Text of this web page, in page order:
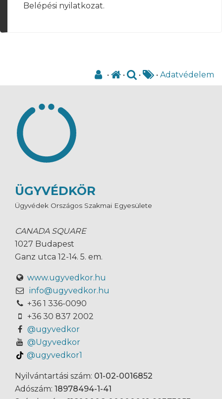
Belépési nyilatkozat.
• • • • Adatvédelem
ÜGYVÉDKÖR
Ügyvédek Országos Szakmai Egyesülete
CANADA SQUARE
1027 Budapest
Ganz utca 12-14. 5. em.
www.ugyvedkor.hu
info@ugyvedkor.hu
+36 1 336-0090
+36 30 837 2002
@ugyvedkor
@Ugyvedkor
@ugyvedkor1
Nyilvántartási szám: 01-02-0016852
Adószám: 18978494-1-41